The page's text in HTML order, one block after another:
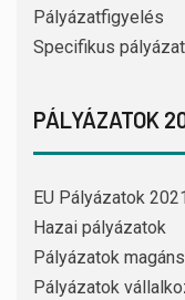
Pályázatfigyelés
Specifikus
PÁLYÁZATOK
EU Pályázatok
Hazai pályázatok
Pályázatok
Pályázatok